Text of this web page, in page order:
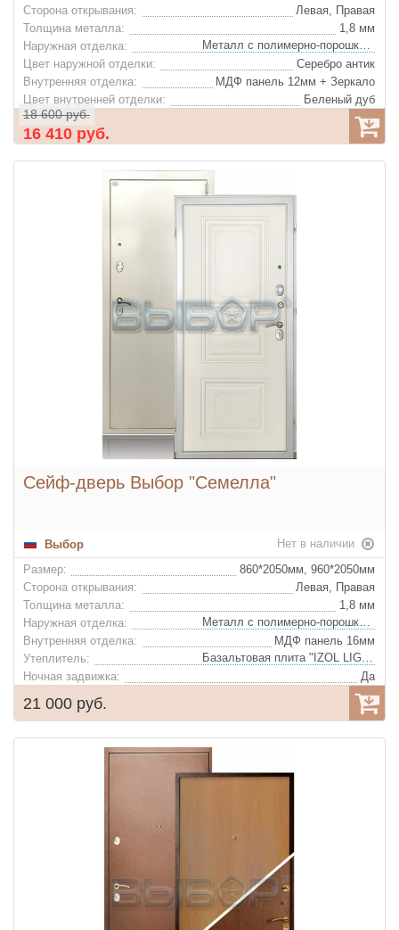
Сторона открывания:
Левая, Правая
Толщина металла:
1,8 мм
Наружная отделка:
Металл с полимерно-порошковым покрытием
Цвет наружной отделки:
Серебро антик
Внутренняя отделка:
МДФ панель 12мм + Зеркало
Цвет внутренней отделки:
Беленый дуб
Декор внутренней отделки:
Фрезеровка ''Прага''
Утеплитель:
Базальтовая плита "IZOL LIGHT"
18 600 руб.
16 410 руб.
Сейф-дверь Выбор "Семелла"
Выбор
Нет в наличии
Размер:
860*2050мм, 960*2050мм
Сторона открывания:
Левая, Правая
Толщина металла:
1,8 мм
Наружная отделка:
Металл с полимерно-порошковым покрытием
Внутренняя отделка:
МДФ панель 16мм
Утеплитель:
Базальтовая плита "IZOL LIGHT"
Ночная задвижка:
Да
Да
Конструкция:
21 000 руб.